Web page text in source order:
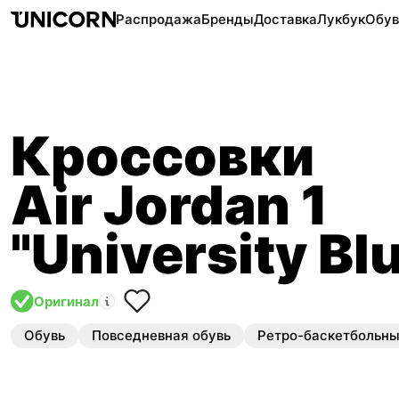
РаспродажаБрендыДоставкаЛукбук
Кроссовки
Air Jordan 1
"University
Оригинал
Обувь Повседневная обувь Ретро-